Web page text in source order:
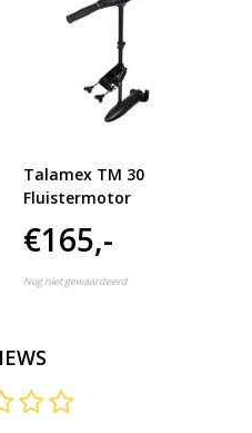
Talamex TM 30
Fluistermotor
€165,-
Nog niet gewaardeerd